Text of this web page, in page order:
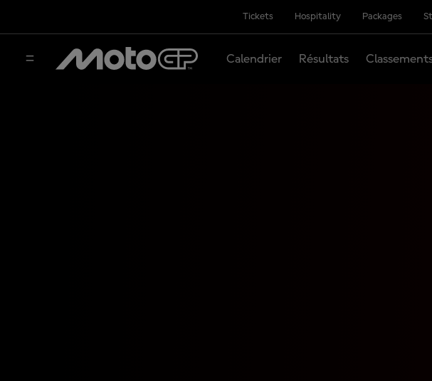
Tickets Hospitality Packages
Calendrier Résultats